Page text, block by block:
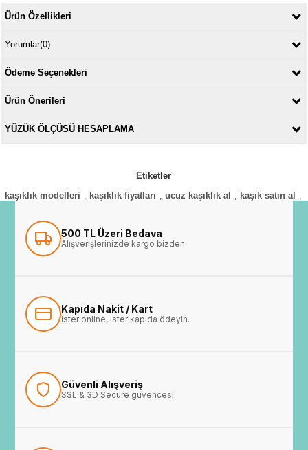
Ürün Özellikleri
Yorumlar(0)
Ödeme Seçenekleri
Ürün Önerileri
YÜZÜK ÖLÇÜSÜ HESAPLAMA
Etiketler
kaşıklık modelleri
kaşıklık fiyatları ucuz kaşıklık al kaşık satın al
500 TL Üzeri Bedava
Alışverişlerinizde kargo bizden.
Kapıda Nakit / Kart
İster online, ister kapıda ödeyin.
Güvenli Alışveriş
SSL & 3D Secure güvencesi.